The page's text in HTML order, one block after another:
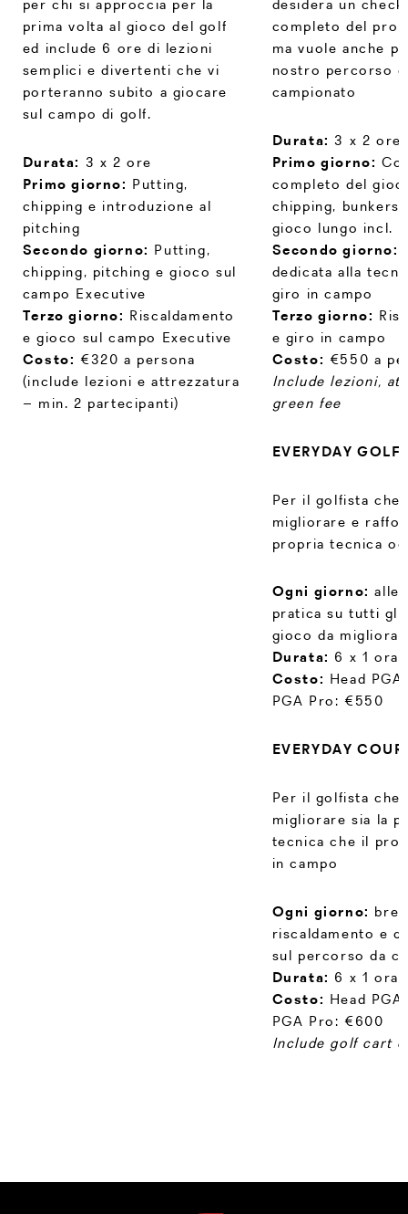
completo di parametri biomeccanici, tra cui la
rotazione del torace, l’oscillazione del bacino e
la sequenza cinetica, vengono acquisiti e
visualizzati in un formato di facile comprensione.
Questi parametri consentono ai nostri golfisti di
identificare visivamente e fisicamente le aree di
debolezza, permettendo un allenamento mirato.
€145 all’ora
SAM Puttlab
Con l’aiuto di Science and Motion SAM PuttLab,
il putting non ha più segreti.Attraverso un’analisi
dettagliata e precisa del colpo, potrete mettere
insieme i passaggi fondamentali del gioco sul
green per riuscire a far rotolare meglio la palla,
per migliorare la direzione del colpo ed avere un
controllo migliore della distanza.
€145 all'ora
Blast Golf è un sensore di analisi dello swing e
Attraverso un’applicazione, viene collegato al
vostro smartphone o tablet ed invia un numero
impressionante di dati che consentono di
per chi si approccia per la
prima volta al gioco del golf
ed include 6 ore di lezioni
semplici e divertenti che vi
porteranno subito a giocare
sul campo di golf.
Durata: 3 x 2 ore
Primo giorno: Putting,
chipping e introduzione al
pitching
Secondo giorno: Putting,
chipping, pitching e gioco sul
campo Executive
Terzo giorno: Riscaldamento
e gioco sul campo Executive
Costo: €320 a persona
(include lezioni e attrezzatura
– min. 2 partecipanti)
desidera un
completo del
ma vuole anche
nostro percorso
campionato
Durata: 3 x 2 ore
Primo giorno:
completo del
chipping,
gioco lungo incl.
Secondo giorno:
dedicata alla
giro in campo
Terzo giorno:
e giro in campo
Costo: €550 a
Include lezioni,
green fee
EVERYDAY
Per il golfista che
migliorare e
propria tecnica
Ogni giorno:
pratica su tutti gli
gioco da
Durata: 6 x 1 ora
Costo: Head
PGA Pro: €550
EVERYDAY
Per il golfista che
migliorare sia la
tecnica che il
in campo
Ogni giorno:
riscaldamento e
sul percorso da
Durata: 6 x 1 ora
Costo: Head
PGA Pro: €600
Include golf cart